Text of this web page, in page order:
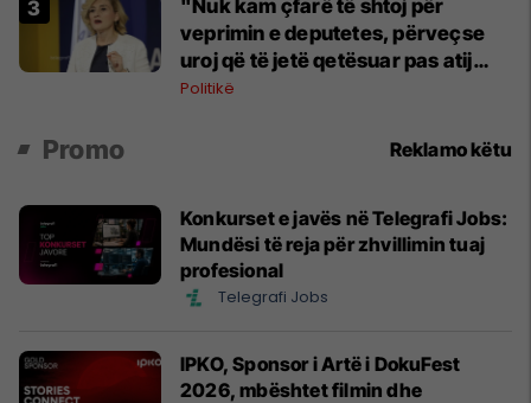
"Nuk kam çfarë të shtoj për
veprimin e deputetes, përveçse
uroj që të jetë qetësuar pas atij
momenti", reagon Kusari-Lila
Politikë
Promo Reklamo këtu
Konkurset e javës në Telegrafi Jobs:
Mundësi të reja për zhvillimin tuaj
profesional
Telegrafi Jobs
IPKO, Sponsor i Artë i DokuFest
2026, mbështet filmin dhe